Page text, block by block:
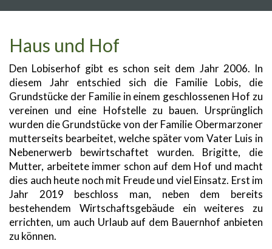
Haus und Hof
Den Lobiserhof gibt es schon seit dem Jahr 2006. In
diesem Jahr entschied sich die Familie Lobis, die
Grundstücke der Familie in einem geschlossenen Hof zu
vereinen und eine Hofstelle zu bauen. Ursprünglich
wurden die Grundstücke von der Familie Obermarzoner
mutterseits bearbeitet, welche später vom Vater Luis in
Nebenerwerb bewirtschaftet wurden. Brigitte, die
Mutter, arbeitete immer schon auf dem Hof und macht
dies auch heute noch mit Freude und viel Einsatz. Erst im
Jahr 2019 beschloss man, neben dem bereits
bestehendem Wirtschaftsgebäude ein weiteres zu
errichten, um auch Urlaub auf dem Bauernhof anbieten
zu können.